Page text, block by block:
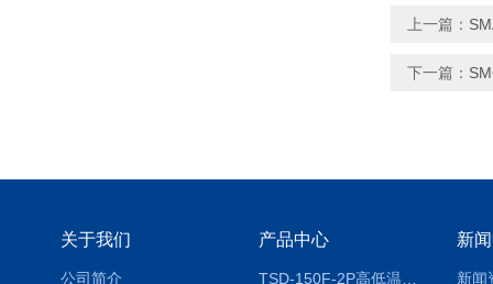
上一篇：
下一篇：
关于我们
公司简介
产品中心 新
新闻